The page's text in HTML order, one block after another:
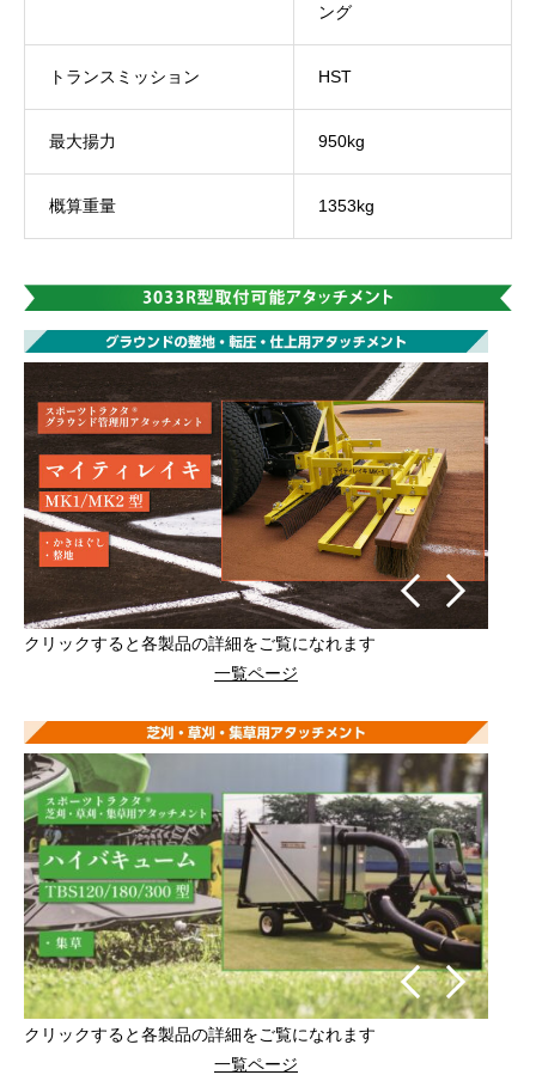
ング
トランスミッション HST
最大揚力 950kg
概算重量 1353kg
クリックすると各製品の詳細をご覧になれます
一覧ページ
クリックすると各製品の詳細をご覧になれます
一覧ページ